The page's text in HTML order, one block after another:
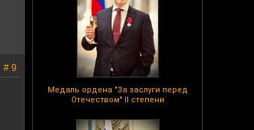
Медаль ордена "За заслуги перед
Отечеством" II степени
# 9